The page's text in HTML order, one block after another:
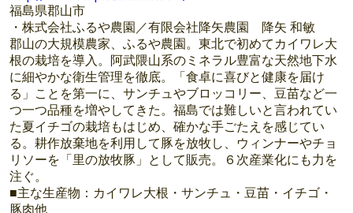
福島県郡山市
・株式会社ふるや農園／有限会社降矢農園 降矢 和敏
郡山の大規模農家、ふるや農園。東北で初めてカイワレ大
根の栽培を導入。阿武隈山系のミネラル豊富な天然地下水
に細やかな衛生管理を徹底。「食卓に喜びと健康を届け
る」ことを第一に、サンチュやブロッコリー、豆苗など一
つ一つ品種を増やしてきた。福島では難しいと言われてい
た夏イチゴの栽培もはじめ、確かな手ごたえを感じてい
る。耕作放棄地を利用して豚を放牧し、ウィンナーやチョ
リソーを「里の放牧豚」として販売。６次産業化にも力を
注ぐ。
■主な生産物：カイワレ大根・サンチュ・豆苗・イチゴ・
豚肉他